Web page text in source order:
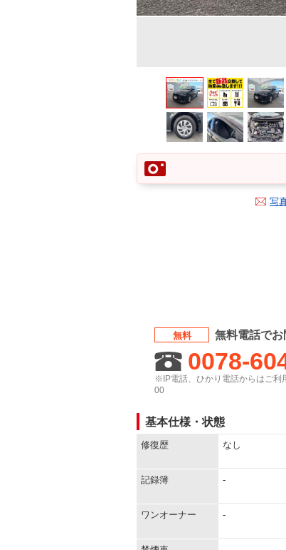
写
無料 無料電話で
0078-
※IP電話、ひかり電話からはご利
00
基本仕様・状態
修復歴 なし
記録簿 -
ワンオーナー -